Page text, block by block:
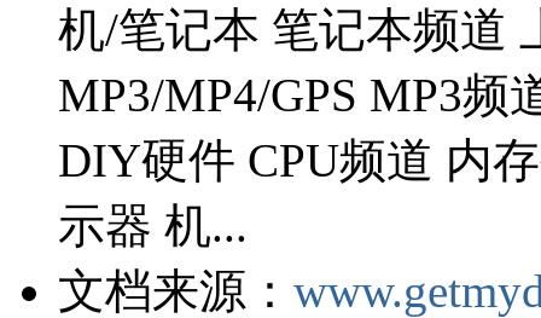
机/笔记本 笔记本频道
MP3/MP4/GPS MP3频
DIY硬件 CPU频道 内
示器 机...
文档来源：